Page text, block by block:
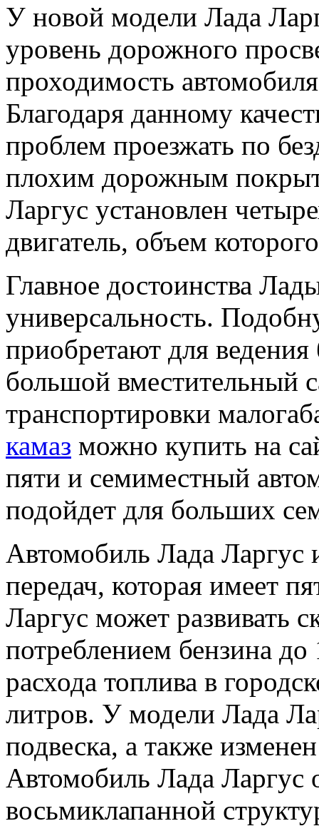
У новой модели Лада
уровень дорожного
проходимость
Благодаря данному
проблем проезжать по
плохим дорожным
Ларгус установлен
двигатель, объем
Главное достоинства
универсальность.
приобретают для ведения
большой вместительный
транспортировки
камаз можно купить на
пяти и семиместный
подойдет для больших
Автомобиль Лада Ларгус
передач, которая имеет
Ларгус может развивать
потреблением бензина
расхода топлива в
литров. У модели Лада
подвеска, а также
Автомобиль Лада Ларгус
восьмиклапанной